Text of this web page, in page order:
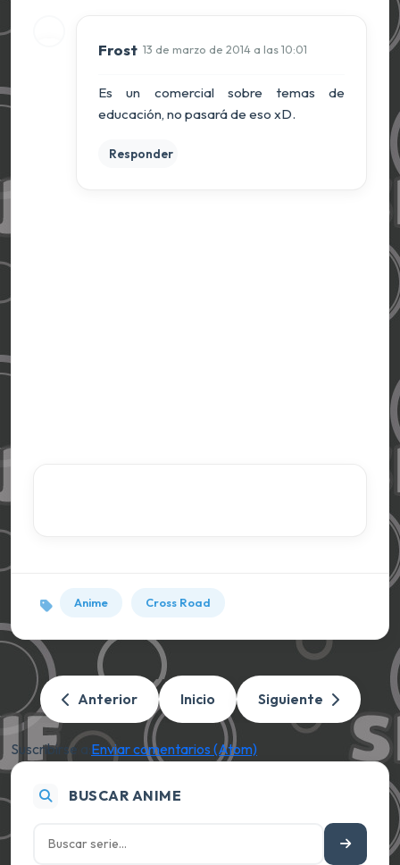
Frost 13 de marzo de 2014 a las 10:01
Es un comercial sobre temas de
educación, no pasará de eso xD.
Responder
Anime Cross Road
Anterior Inicio Siguiente
Suscribirse a:Enviar comentarios (Atom)
BUSCAR ANIME